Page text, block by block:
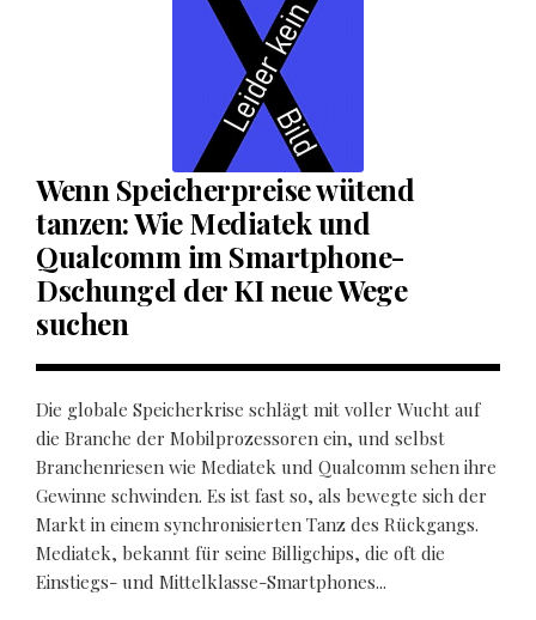
Wenn Speicherpreise wütend
tanzen: Wie Mediatek und
Qualcomm im Smartphone-
Dschungel der KI neue Wege
suchen
Die globale Speicherkrise schlägt mit voller Wucht auf
die Branche der Mobilprozessoren ein, und selbst
Branchenriesen wie Mediatek und Qualcomm sehen ihre
Gewinne schwinden. Es ist fast so, als bewegte sich der
Markt in einem synchronisierten Tanz des Rückgangs.
Mediatek, bekannt für seine Billigchips, die oft die
Einstiegs- und Mittelklasse-Smartphones...